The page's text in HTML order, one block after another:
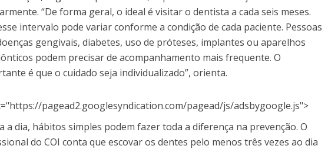
“De forma geral, o ideal é visitar o dentista a cada seis meses.
intervalo pode variar conforme a condição de cada paciente. Pessoas
gengivais, diabetes, uso de próteses, implantes ou aparelhos
podem precisar de acompanhamento mais frequente. O
é que o cuidado seja individualizado”, orienta.
pagead2.googlesyndication.com/pagead/js/adsbygoogle.js">
a dia, hábitos simples podem fazer toda a diferença na prevenção. O
do COI conta que escovar os dentes pelo menos três vezes ao dia